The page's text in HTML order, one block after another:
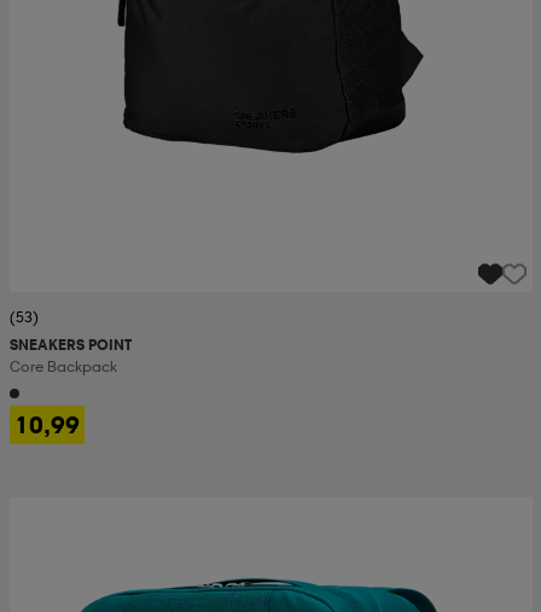
(53)
SNEAKERS POINT
Core Backpack
10,99